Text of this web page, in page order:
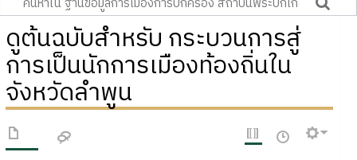
ดูต้นฉบับสำหรับ กระบวนการสู่
การเป็นนักการเมืองท้องถิ่นใน
จังหวัดลำพูน